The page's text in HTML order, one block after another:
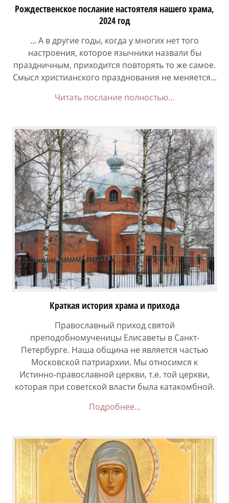
Рождественское послание настоятеля нашего храма,
2024 год
... А в другие годы, когда у многих нет того
настроения, которое язычники назвали бы
праздничным, приходится повторять то же самое.
Смысл христианского празднования не меняется...
Читать послание полностью...
Краткая история храма и прихода
Православный приход святой
преподобномученицы Елисаветы в Санкт-
Петербурге. Наша община не является частью
Московской патриархии. Мы относимся к
Истинно-православной церкви, т.е. той церкви,
которая при советской власти была катакомбной.
Подробнее...